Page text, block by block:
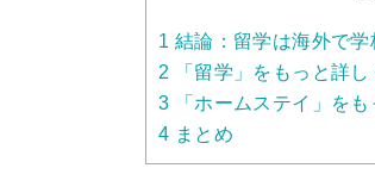
1 結論：留学は海外で
2 「留学」をもっと詳し
3 「ホームステイ」をも
4 まとめ